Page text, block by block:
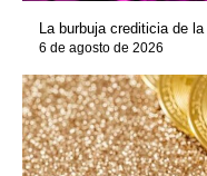
La burbuja crediticia de
6 de agosto de 2026